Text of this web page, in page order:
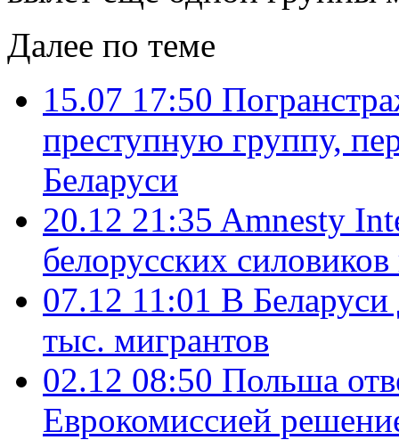
Далее по теме
15.07 17:50
преступную группу,
Беларуси
20.12 21:35 Amnesty
белорусских
07.12 11:01 В Беларуси
тыс. мигрантов
02.12 08:50 Польша
Еврокомиссией